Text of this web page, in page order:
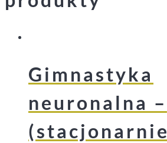
Gimnastyka
neuronalna –
(stacjonarnie